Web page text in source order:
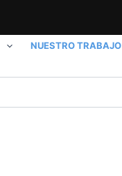
NUESTRO TRABAJO